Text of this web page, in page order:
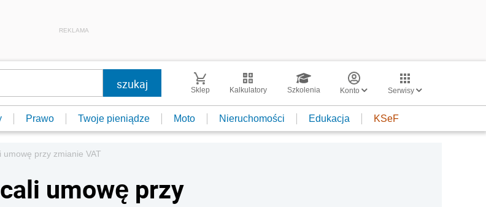
REKLAMA
Sklep Kalkulatory Szkolenia Konto Serwisy
Prawo Twoje pieniądze Moto Nieruchomości Edukacja KSeF
przy zmianie VAT
umowę przy